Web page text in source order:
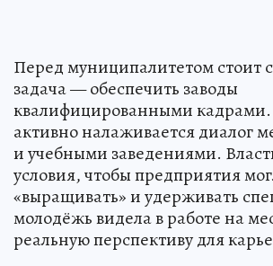
Перед муниципалитетом стоит
задача — обеспечить заводы
квалифицированными кадрами.
активно налаживается диалог
и учебными заведениями.
условия, чтобы предприятия